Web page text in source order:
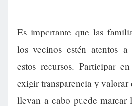
Es importante que las
los vecinos estén atentos
estos recursos. Participar
exigir transparencia y valorar
llevan a cabo puede marcar